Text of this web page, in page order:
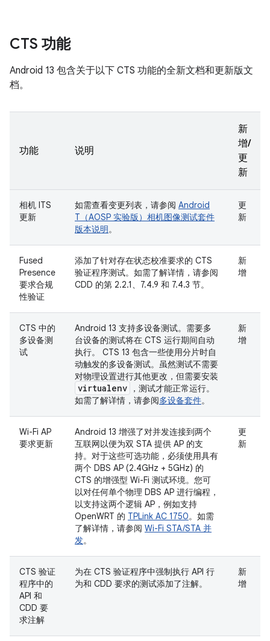
CTS 功能
Android 13 包含关于以下 CTS 功能的全新文档和更新版文
档。
功能 说明
新
增/
更
新
相机 ITS
更新
如需查看变更列表，请参阅 Android
T（AOSP 实验版）相机图像测试套件
版本说明。
更
新
Fused
Presence
要求合规
性验证
添加了针对存在状态校准要求的 CTS
验证程序测试。如需了解详情，请参阅
CDD 的第 2.2.1、7.4.9 和 7.4.3 节。
新
增
CTS 中的
多设备测
试
Android 13 支持多设备测试。需要多
台设备的测试将在 CTS 运行期间自动
执行。 CTS 13 包含一些使用分片时自
动触发的多设备测试。虽然测试不需要
对物理设置进行其他更改，但需要安装
virtualenv
，测试才能正常运行。
如需了解详情，请参阅多设备套件。
新
增
Wi-Fi AP
要求更新
Android 13 增强了对并发连接到两个
互联网以便为双 STA 提供 AP 的支
持。对于这些可选功能，必须使用具有
两个 DBS AP (2.4GHz + 5GHz) 的
CTS 的增强型 Wi-Fi 测试环境。您可
以对任何单个物理 DBS AP 进行编程，
以支持这两个逻辑 AP，例如支持
OpenWRT 的 TPLink AC 1750。如需
了解详情，请参阅 Wi-Fi STA/STA 并
发。
更
新
CTS 验证
程序中的
API 和
CDD 要
求注解
为在 CTS 验证程序中强制执行 API 行
为和 CDD 要求的测试添加了注解。
新
增